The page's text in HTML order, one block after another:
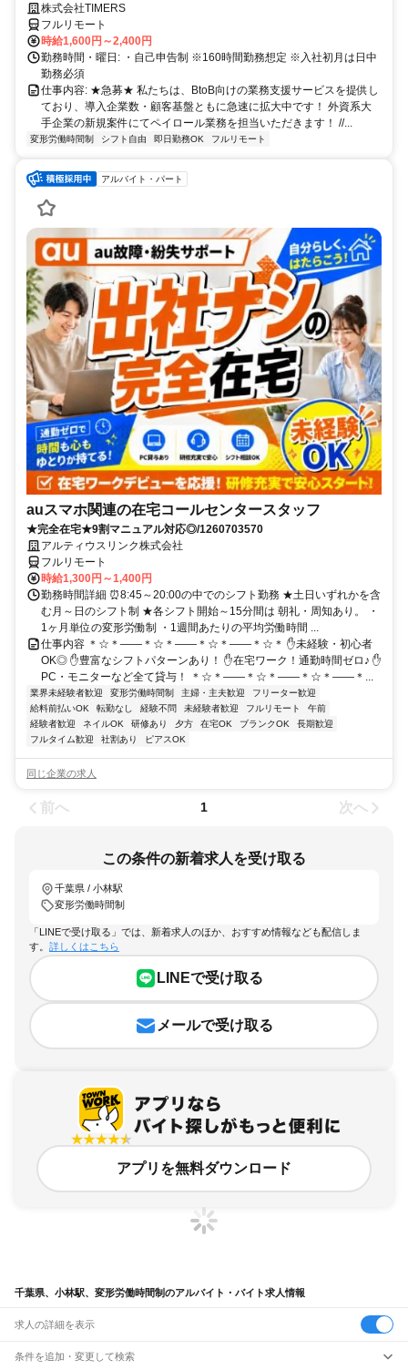
株式会社TIMERS
フルリモート
時給1,600円～2,400円
勤務時間・曜日: ・自己申告制 ※160時間勤務想定 ※入社初月は日中
勤務必須
仕事内容: ★急募★ 私たちは、BtoB向けの業務支援サービスを提供し
ており、導入企業数・顧客基盤ともに急速に拡大中です！ 外資系大
手企業の新規案件にてペイロール業務を担当いただきます！ //...
変形労働時間制 シフト自由 即日勤務OK フルリモート
アルバイト・パート
auスマホ関連の在宅コールセンタースタッフ
★完全在宅★9割マニュアル対応◎/1260703570
アルティウスリンク株式会社
フルリモート
時給1,300円～1,400円
勤務時間詳細 ⏰8:45～20:00の中でのシフト勤務 ★土日いずれかを含
む月～日のシフト制 ★各シフト開始～15分間は 朝礼・周知あり。 ・
1ヶ月単位の変形労働制 ・1週間あたりの平均労働時間 ...
仕事内容 ＊☆＊――＊☆＊――＊☆＊――＊☆＊ ✋未経験・初心者
OK◎ ✋豊富なシフトパターンあり！ ✋在宅ワーク！通勤時間ゼロ♪ ✋
PC・モニターなど全て貸与！ ＊☆＊――＊☆＊――＊☆＊――＊...
業界未経験者歓迎 変形労働時間制 主婦・主夫歓迎
フリーター歓迎
給料前払いOK
転勤なし 経験不問 未経験者歓迎 フルリモート
午前
経験者歓迎
ネイルOK 研修あり 夕方 在宅OK ブランクOK
長期歓迎
フルタイム歓迎
社割あり ピアスOK
同じ企業の求人
前へ 1 次へ
この条件の新着求人を受け取る
千葉県 / 小林駅
変形労働時間制
「LINEで受け取る」では、新着求人のほか、おすすめ情報なども配信しま
す。 詳しくはこちら
LINEで受け取る
メールで受け取る
アプリを無料ダウンロード
千葉県、小林駅、変形労働時間制のアルバイト・バイト求人情報
求人の詳細を表示
条件を追加・変更して検索